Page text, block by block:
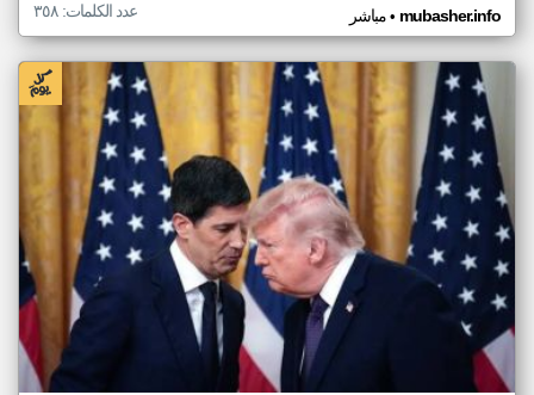
مباشر• mubasher.info عدد الكلمات: ٣٥٨